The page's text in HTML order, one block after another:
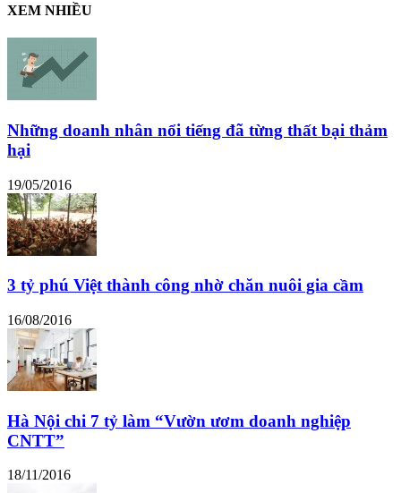
XEM NHIỀU
Những doanh nhân nổi tiếng đã từng thất bại thảm
hại
19/05/2016
3 tỷ phú Việt thành công nhờ chăn nuôi gia cầm
16/08/2016
Hà Nội chi 7 tỷ làm “Vườn ươm doanh nghiệp
CNTT”
18/11/2016